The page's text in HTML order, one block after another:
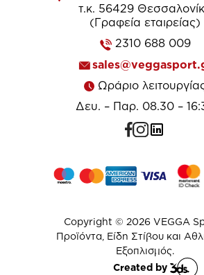
τ.κ. 56429
(Γραφεία εταιρείας)
2310 688 009
Ωράριο
Δευ. – Παρ. 08.30 –
Created by
Copyright © 2026 VEGGA
Προϊόντα, Είδη Στίβου και
Εξοπλισμός.